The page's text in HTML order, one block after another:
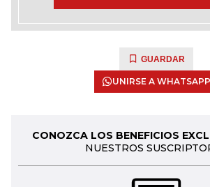
GUARDAR
UNIRSE A WHATSAPP
CONOZCA LOS BENEFICIOS
NUESTROS